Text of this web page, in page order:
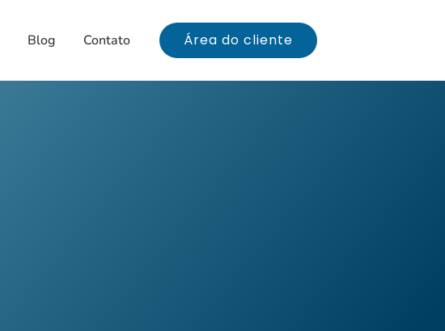
Blog Contato Área do cliente